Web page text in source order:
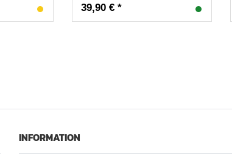
39,90 € *
INFORMATION